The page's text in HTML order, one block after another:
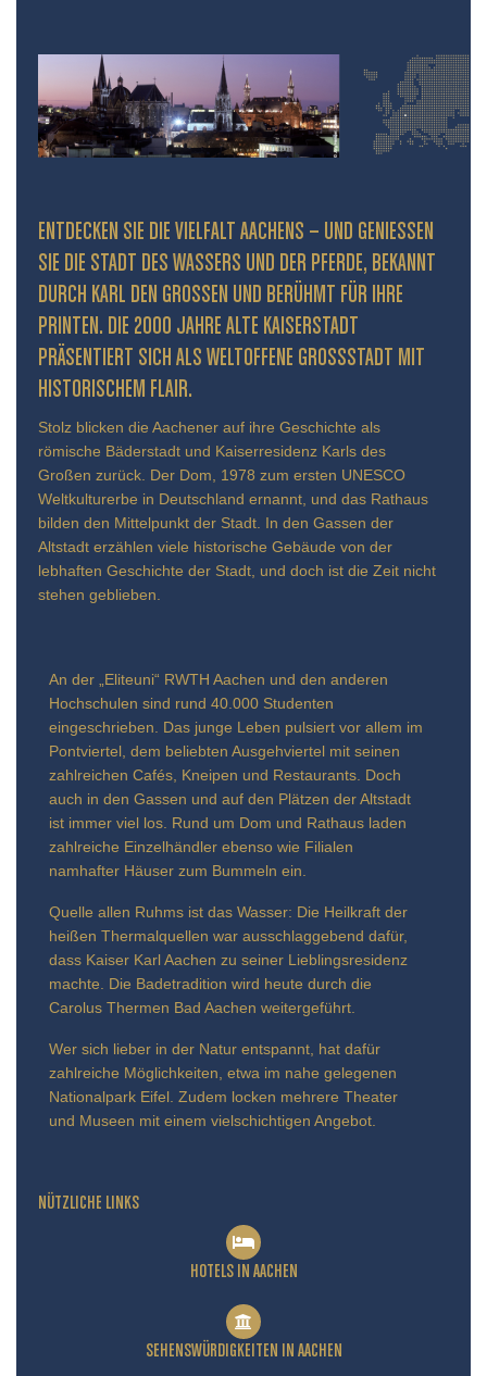
ENTDECKEN SIE DIE VIELFALT AACHENS – UND GENIESSEN S
IE DIE STADT DES WASSERS UND DER PFERDE, BEKANNT D
URCH KARL DEN GROSSEN UND BERÜHMT FÜR IHRE PR
INTEN. DIE 2000 JAHRE ALTE KAISERSTADT PR
ÄSENTIERT SICH ALS WELTOFFENE GROSSSTADT MIT HIS
TORISCHEM FLAIR.
Stolz blicken die Aachener auf ihre Geschichte als
römische Bäderstadt und Kaiserresidenz Karls des
Großen zurück. Der Dom, 1978 zum ersten UNESCO
Weltkulturerbe in Deutschland ernannt, und das Rathaus
bilden den Mittelpunkt der Stadt. In den Gassen der
Altstadt erzählen viele historische Gebäude von der
lebhaften Geschichte der Stadt, und doch ist die Zeit nicht
stehen geblieben.
An der „Eliteuni“ RWTH Aachen und den anderen
Hochschulen sind rund 40.000 Studenten
eingeschrieben. Das junge Leben pulsiert vor allem im
Pontviertel, dem beliebten Ausgehviertel mit seinen
zahlreichen Cafés, Kneipen und Restaurants. Doch
auch in den Gassen und auf den Plätzen der Altstadt
ist immer viel los. Rund um Dom und Rathaus laden
zahlreiche Einzelhändler ebenso wie Filialen
namhafter Häuser zum Bummeln ein.
Quelle allen Ruhms ist das Wasser: Die Heilkraft der
heißen Thermalquellen war ausschlaggebend dafür,
dass Kaiser Karl Aachen zu seiner Lieblingsresidenz
machte. Die Badetradition wird heute durch die
Carolus Thermen Bad Aachen weitergeführt.
Wer sich lieber in der Natur entspannt, hat dafür
zahlreiche Möglichkeiten, etwa im nahe gelegenen
Nationalpark Eifel. Zudem locken mehrere Theater
und Museen mit einem vielschichtigen Angebot.
NÜTZLICHE LINKS
HOTELS IN AACHEN
SEHENSWÜRDIGKEITEN IN AACHEN